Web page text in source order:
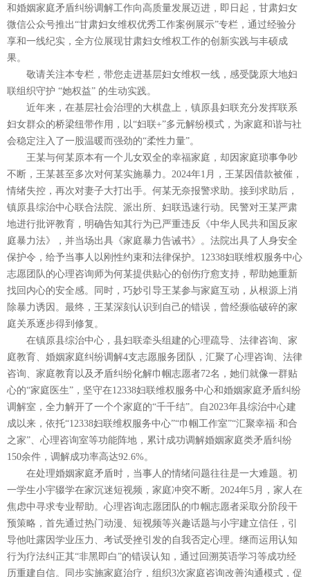
和婚姻家庭矛盾纠纷调解工作向高质量发展迈进，即日起，甘肃妇女
微信公众号推出“甘肃妇女维权优秀工作案例展示”专栏，通过经验分
享和一线纪实，全方位展现甘肃妇女维权工作的创新实践与丰硕成
果。
敬请关注本专栏，带您走进基层妇女维权一线，感受陇原大地妇
联组织守护 “她权益” 的生动实践。
近年来，在基层社会治理的大棋盘上，镇原县妇联充分发挥联系
妇女群众的桥梁纽带作用，以“妇联+”多元解纷模式，为家庭和谐与社
会稳定注入了一股温暖而强劲的“柔性力量”。
王某与何某原本有一个儿女双全的幸福家庭，却因家庭琐事争吵
不断，王某甚至多次对何某实施暴力。2024年1月，王某因借款被催，
情绪失控，再次对妻子大打出手。何某无奈报警求助。接到求助后，
镇原县综治中心联合法院、派出所、妇联迅速行动。民警对王某严肃
地进行批评教育，明确告知其行为已严重违反《中华人民共和国反家
庭暴力法》，并当场出具《家庭暴力告诫书》。法院出具了人身安全
保护令，给予当事人以刚性约束和法律保护。12338妇联维权服务中心
志愿团队的心理咨询师为何某提供贴心的创伤疗愈支持，帮助她重新
找回内心的安全感。同时，巧妙引导王某参与家庭互动，从根源上消
除暴力诱因。最终，王某深刻认识到自己的错误，曾经濒临破碎的家
庭关系逐步得到修复。
在镇原县综治中心，县妇联牵头组建的心理疏导、法律咨询、家
庭教育、婚姻家庭纠纷调解4支志愿服务团队，汇聚了心理咨询、法律
咨询、家庭教育以及矛盾纠纷化解巾帼志愿者72名，她们就像一群贴
心的“家庭医生”，坚守在12338妇联维权服务中心和婚姻家庭矛盾纠纷
调解室，全力解开了一个个家庭的“千千结”。自2023年县综治中心建
成以来，依托“12338妇联维权服务中心”“巾帼工作室”“汇聚幸福·和合
之家”、心理咨询室等功能阵地，累计成功调解婚姻家庭类矛盾纠纷
150余件，调解成功率高达92.6%。
在处理婚姻家庭矛盾时，当事人的情绪问题往往是一大难题。初
一学生小宇辍学在家沉迷短视频，家庭冲突不断。2024年5月，家人在
焦虑中寻求专业帮助。心理咨询志愿团队的巾帼志愿者采取分阶段干
预策略，首先通过热门动漫、短视频等兴趣话题与小宇建立信任，引
导他吐露因学业压力、考试受挫引发的自我否定心理。继而运用认知
行为疗法纠正其“非黑即白”的错误认知，通过回溯英语学习等成功经
历重建自信。同步实施家庭治疗，组织3次家庭咨询改善沟通模式，促